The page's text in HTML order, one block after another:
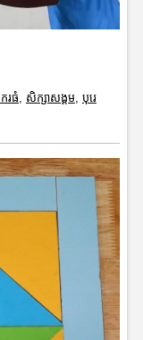
ធំ, សិក្សាសង្គម, បុរេ